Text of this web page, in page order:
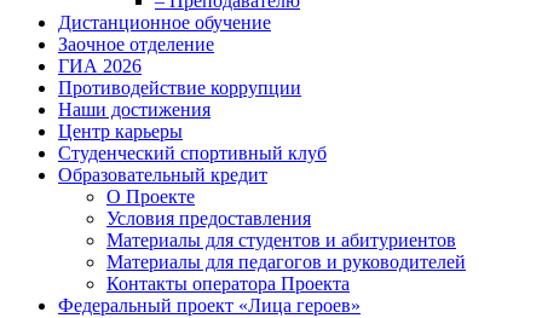
Дистанционное обучение
Заочное отделение
ГИА 2026
Противодействие коррупции
Наши достижения
Центр карьеры
Студенческий спортивный клуб
Образовательный кредит
О Проекте
Условия предоставления
Материалы для студентов и абитуриентов
Материалы для педагогов и руководителей
Контакты оператора Проекта
Федеральный проект «Лица героев»